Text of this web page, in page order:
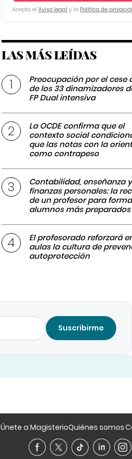
Acepto el Aviso legal y la Política de
LAS MÁS LEÍDAS
Preocupación por el cese
de los 33 dinamizadores
FP Dual intensiva
La OCDE confirma que el
contexto social
que las notas con la
como contrapeso
Contabilidad, enseñanza y
finanzas personales: la
de un profesor para
alumnos más preparados
El profesorado reforzará
aulas la cultura de
autoprotección
Suscribirme
Únete a MagisterioQuiénes somos